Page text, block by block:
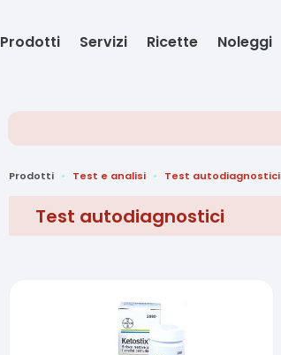
Prodotti Servizi Ricette Noleggi
Prodotti Test e analisi Test autodiagnostici
Test autodiagnostici